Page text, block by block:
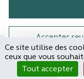
Accepter
Site réalisé
Open Source Politics
grâce aulogiciel libre
Ce site utilise des
ceux que vous
Tout accepter